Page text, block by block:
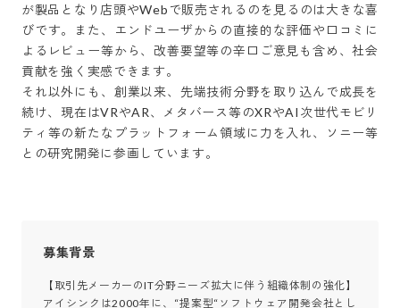
が製品となり店頭やWebで販売されるのを見るのは大きな喜
びです。また、エンドユーザからの直接的な評価や口コミに
よるレビュー等から、改善要望等の辛口ご意見も含め、社会
貢献を強く実感できます。
それ以外にも、創業以来、先端技術分野を取り込んで成長を
続け、現在はVRやAR、メタバース等のXRやAI次世代モビリ
ティ等の新たなプラットフォーム領域に力を入れ、ソニー等
との研究開発に参画しています。
募集背景
【取引先メーカーのIT分野ニーズ拡大に伴う組織体制の強化】
アイシンクは2000年に、“提案型“ソフトウェア開発会社とし